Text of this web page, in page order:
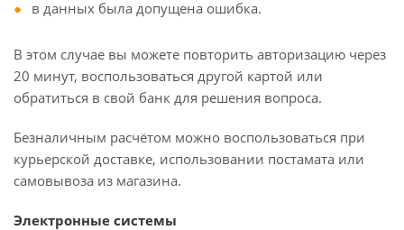
в данных была допущена ошибка.
В этом случае вы можете повторить авторизацию через
20 минут, воспользоваться другой картой или
обратиться в свой банк для решения вопроса.
Безналичным расчётом можно воспользоваться при
курьерской доставке, использовании постамата или
самовывоза из магазина.
Электронные системы